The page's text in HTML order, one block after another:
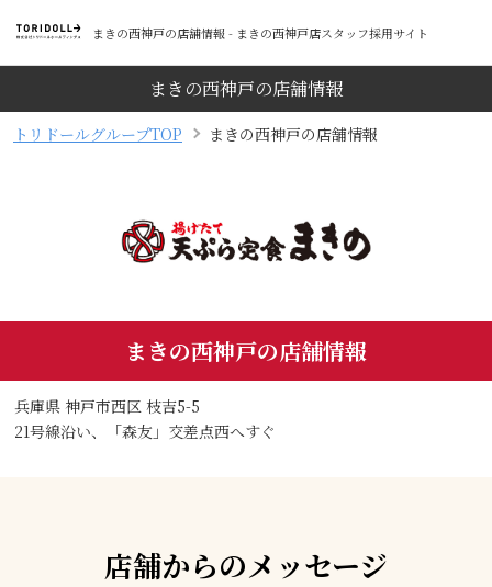
まきの西神戸の店舗情報 - まきの西神戸店スタッフ採用サイト
まきの西神戸の店舗情報
トリドールグループTOP まきの西神戸の店舗情報
まきの西神戸の店舗情報
兵庫県 神戸市西区 枝吉5-5
21号線沿い、「森友」交差点西へすぐ
店舗からのメッセージ